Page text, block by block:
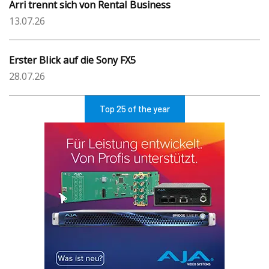
Arri trennt sich von Rental Business
13.07.26
Erster Blick auf die Sony FX5
28.07.26
Top 25 of the year